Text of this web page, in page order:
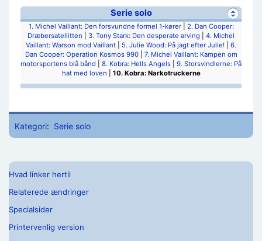
Serie solo
1. Michel Vaillant: Den forsvundne formel 1-kører| 2. Dan Cooper:
Dræbersatellitten
3. Tony Stark: Den desperate arving
4. Michel
Vaillant: Warson mod Vaillant
5. Julie Wood: På jagt efter Julie!
6.
Dan Cooper: Operation Kosmos 990| 7. Michel Vaillant: Kampen om
motorsportens blå bånd
8. Kobra: Hells Angels
9. Storsvindlerne: På
hat med loven
10. Kobra: Narkotruckerne
Kategori: Serie solo
Hvad linker hertil
Relaterede ændringer
Specialsider
Printervenlig version